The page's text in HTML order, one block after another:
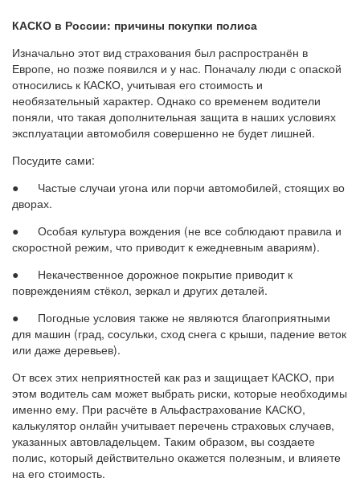
КАСКО в России: причины покупки полиса
Изначально этот вид страхования был распространён в
Европе, но позже появился и у нас. Поначалу люди с опаской
относились к КАСКО, учитывая его стоимость и
необязательный характер. Однако со временем водители
поняли, что такая дополнительная защита в наших условиях
эксплуатации автомобиля совершенно не будет лишней.
Посудите сами:
● Частые случаи угона или порчи автомобилей, стоящих во
дворах.
● Особая культура вождения (не все соблюдают правила и
скоростной режим, что приводит к ежедневным авариям).
● Некачественное дорожное покрытие приводит к
повреждениям стёкол, зеркал и других деталей.
● Погодные условия также не являются благоприятными
для машин (град, сосульки, сход снега с крыши, падение веток
или даже деревьев).
От всех этих неприятностей как раз и защищает КАСКО, при
этом водитель сам может выбрать риски, которые необходимы
именно ему. При расчёте в Альфастрахование КАСКО,
калькулятор онлайн учитывает перечень страховых случаев,
указанных автовладельцем. Таким образом, вы создаете
полис, который действительно окажется полезным, и влияете
на его стоимость.